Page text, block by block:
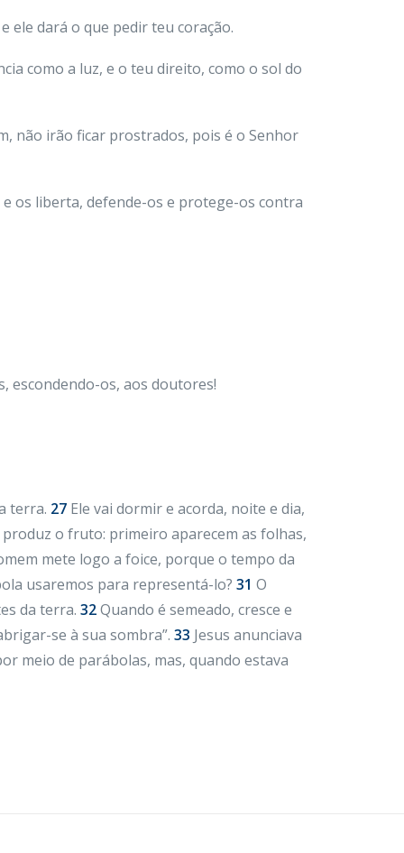
ele dará o que pedir teu coração.
como a luz, e o teu direito, como o sol do
não irão ficar prostrados, pois é o Senhor
os liberta, defende-os e protege-os contra
escondendo-os, aos doutores!
terra. 27 Ele vai dormir e acorda, noite e dia,
o fruto: primeiro aparecem as folhas,
mete logo a foice, porque o tempo da
usaremos para representá-lo? 31 O
da terra. 32Quando é semeado, cresce e
se à sua sombra”. 33 Jesus anunciava
meio de parábolas, mas, quando estava